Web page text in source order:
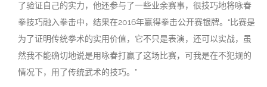
了验证自己的实力，他还参与了一些业余赛事，很技巧地将咏春
拳技巧融入拳击中，结果在2016年赢得拳击公开赛银牌。“比赛是
为了证明传统拳术的实用价值，它不只是表演，还可以实战，虽
然我不能确切地说是用咏春打赢了这场比赛，可我是在不犯规的
情况下，用了传统武术的技巧。”